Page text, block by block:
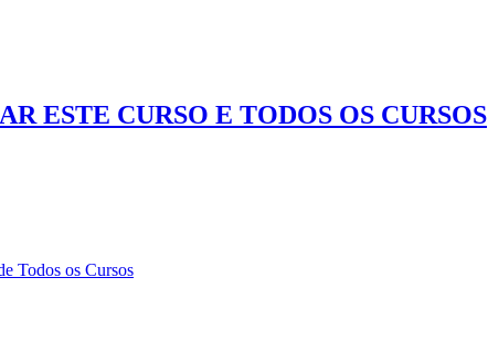
ESTE CURSO E TODOS OS CURSOS
Todos os Cursos